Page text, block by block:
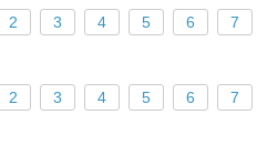
2 3 4 5 6 7
2 3 4 5 6 7